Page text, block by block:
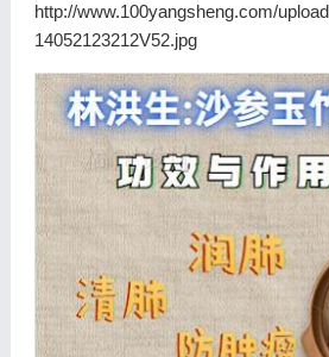
http://www.100yangsheng.com/
14052123212V52.jpg